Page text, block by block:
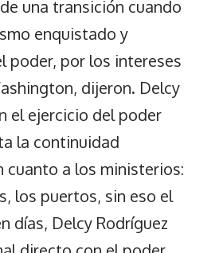
una transición cuando
enquistado y
poder, por los intereses
dijeron. Delcy
el ejercicio del poder
la continuidad
cuanto a los ministerios:
los puertos, sin eso el
días, Delcy Rodríguez